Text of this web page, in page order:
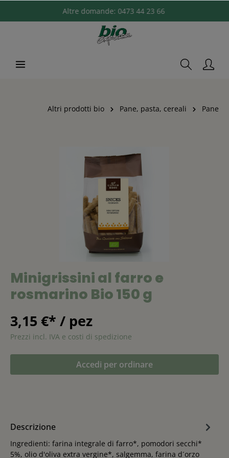
Altre domande: 0473 44 23 66
Altri prodotti bio Pane, pasta, cereali Pane
Minigrissini al farro e
rosmarino Bio 150 g
3,15 €* / pez
Prezzi incl. IVA e costi di spedizione
Accedi per ordinare
Descrizione
Ingredienti: farina integrale di farro*, pomodori secchi*
5%, olio d'oliva extra vergine*, salgemma, farina d´orzo